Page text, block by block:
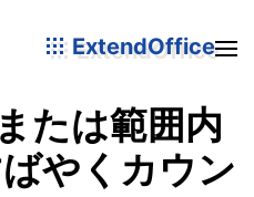
ExtendOffice
たは範囲内
やくカウン